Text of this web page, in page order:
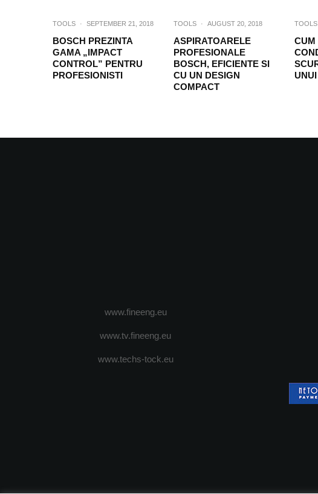
TOOLS · SEPTEMBER 21, 2018
BOSCH PREZINTA
GAMA „IMPACT
CONTROL” PENTRU
PROFESIONISTI
TOOLS · AUGUST 20, 2018
ASPIRATOARELE
PROFESIONALE
BOSCH, EFICIENTE SI
CU UN DESIGN
COMPACT
TOOLS
CUM
www.fineeng.eu
www.tv.fineeng.eu
www.techs-tock.eu